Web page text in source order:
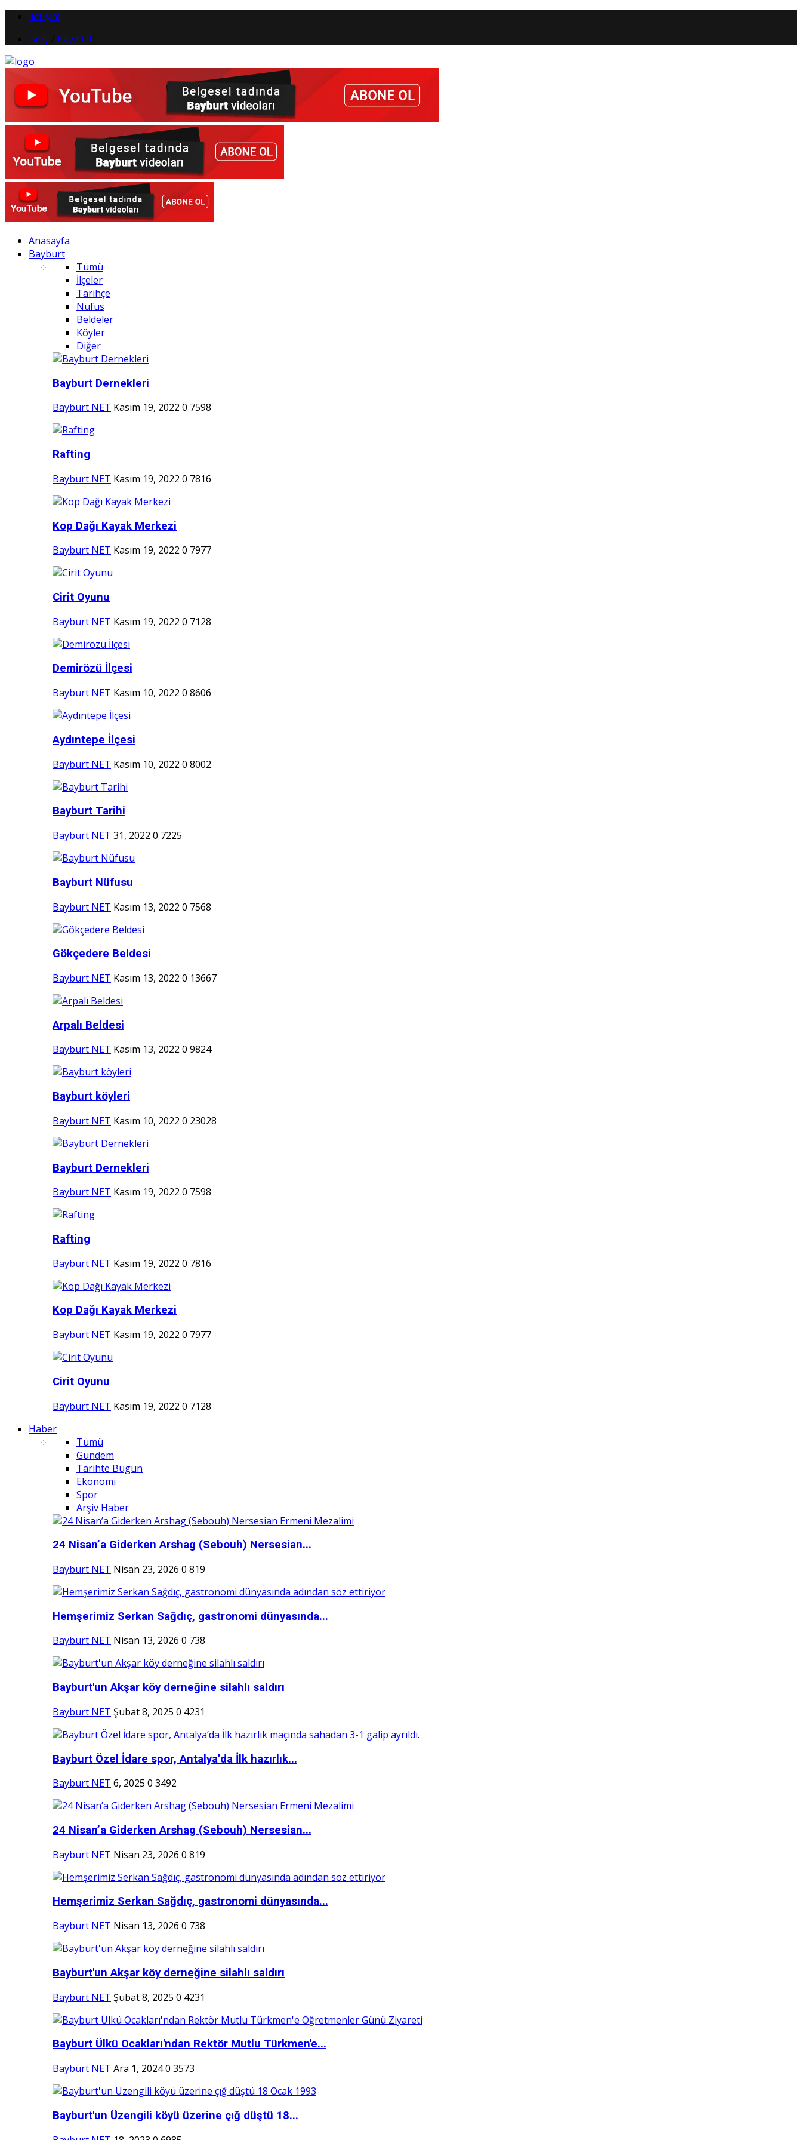
İletişim
Giriş
Kayıt Ol
Anasayfa
Bayburt
Tümü
İlçeler
Tarihçe
Nüfus
Beldeler
Köyler
Diğer
Bayburt Dernekleri
Bayburt NET Kasım 19, 2022 0 7598
Rafting
Bayburt NET Kasım 19, 2022 0 7816
Kop Dağı Kayak Merkezi
Bayburt NET Kasım 19, 2022 0 7977
Cirit Oyunu
Bayburt NET Kasım 19, 2022 0 7128
Demirözü İlçesi
Bayburt NET Kasım 10, 2022 0 8606
Aydıntepe İlçesi
Bayburt NET Kasım 10, 2022 0 8002
Bayburt Tarihi
Bayburt NET 31, 2022 0 7225
Bayburt Nüfusu
Bayburt NET Kasım 13, 2022 0 7568
Gökçedere Beldesi
Bayburt NET Kasım 13, 2022 0 13667
Arpalı Beldesi
Bayburt NET Kasım 13, 2022 0 9824
Bayburt köyleri
Bayburt NET Kasım 10, 2022 0 23028
Bayburt Dernekleri
Bayburt NET Kasım 19, 2022 0 7598
Rafting
Bayburt NET Kasım 19, 2022 0 7816
Kop Dağı Kayak Merkezi
Bayburt NET Kasım 19, 2022 0 7977
Cirit Oyunu
Bayburt NET Kasım 19, 2022 0 7128
Haber
Tümü
Gündem
Tarihte Bugün
Ekonomi
Spor
Arşiv Haber
24 Nisan’a Giderken Arshag (Sebouh) Nersesian...
Bayburt NET Nisan 23, 2026 0 819
Hemşerimiz Serkan Sağdıç, gastronomi dünyasında...
Bayburt NET Nisan 13, 2026 0 738
Bayburt'un Akşar köy derneğine silahlı saldırı
Bayburt NET Şubat 8, 2025 0 4231
Bayburt Özel İdare spor, Antalya’da İlk hazırlık...
Bayburt NET 6, 2025 0 3492
24 Nisan’a Giderken Arshag (Sebouh) Nersesian...
Bayburt NET Nisan 23, 2026 0 819
Hemşerimiz Serkan Sağdıç, gastronomi dünyasında...
Bayburt NET Nisan 13, 2026 0 738
Bayburt'un Akşar köy derneğine silahlı saldırı
Bayburt NET Şubat 8, 2025 0 4231
Bayburt Ülkü Ocakları'ndan Rektör Mutlu Türkmen'e...
Bayburt NET Ara 1, 20240 3573
Bayburt'un Üzengili köyü üzerine çığ düştü 18...